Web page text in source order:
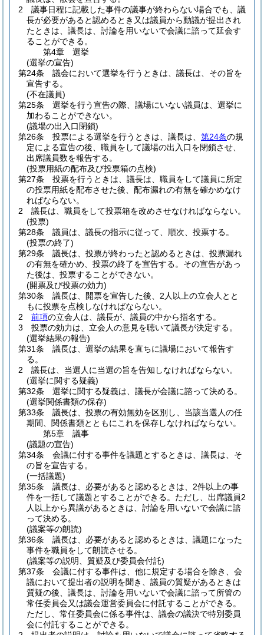
2
議事日程に記載した事件の議事が終わらない場合でも、議
長が必要があると認めるとき又は議員から動議が提出され
たときは、議長は、討論を用いないで会議に諮って延会す
ることができる。
第4章
選挙
(選挙の宣告)
第24条
議会において選挙を行うときは、議長は、その旨を
宣告する。
(不在議員)
第25条
選挙を行う宣告の際、議場にいない議員は、選挙に
加わることができない。
(議場の出入口閉鎖)
第26条
投票による選挙を行うときは、議長は、 第24条の規
定による宣告の後、職員をして議場の出入口を閉鎖させ、
出席議員数を報告する。
(投票用紙の配布及び投票箱の点検)
第27条
投票を行うときは、議長は、職員をして議員に所定
の投票用紙を配布させた後、配布漏れの有無を確かめなけ
ればならない。
2
議長は、職員をして投票箱を改めさせなければならない。
(投票)
第28条
議員は、議長の指示に従って、順次、投票する。
(投票の終了)
第29条
議長は、投票が終わったと認めるときは、投票漏れ
の有無を確かめ、投票の終了を宣告する。 その宣告があっ
た後は、投票することができない。
(開票及び投票の効力)
第30条
議長は、開票を宣告した後、2人以上の立会人とと
もに投票を点検しなければならない。
2
前項の立会人は、議長が、議員の中から指名する。
3
投票の効力は、立会人の意見を聴いて議長が決定する。
(選挙結果の報告)
第31条
議長は、選挙の結果を直ちに議場において報告す
る。
2
議長は、当選人に当選の旨を告知しなければならない。
(選挙に関する疑義)
第32条
選挙に関する疑義は、議長が会議に諮って決める。
(選挙関係書類の保存)
第33条
議長は、投票の有効無効を区別し、当該当選人の任
期間、関係書類とともにこれを保存しなければならない。
第5章
議事
(議題の宣告)
第34条
会議に付する事件を議題とするときは、議長は、そ
の旨を宣告する。
(一括議題)
第35条
議長は、必要があると認めるときは、2件以上の事
件を一括して議題とすることができる。 ただし、出席議員2
人以上から異議があるときは、討論を用いないで会議に諮
って決める。
(議案等の朗読)
第36条
議長は、必要があると認めるときは、議題になった
事件を職員をして朗読させる。
(議案等の説明、質疑及び委員会付託)
第37条
会議に付する事件は、他に規定する場合を除き、会
議において提出者の説明を聞き、議員の質疑があるときは
質疑の後、議長は、討論を用いないで会議に諮って所管の
常任委員会又は議会運営委員会に付託することができる。
ただし、常任委員会に係る事件は、議会の議決で特別委員
会に付託することができる。